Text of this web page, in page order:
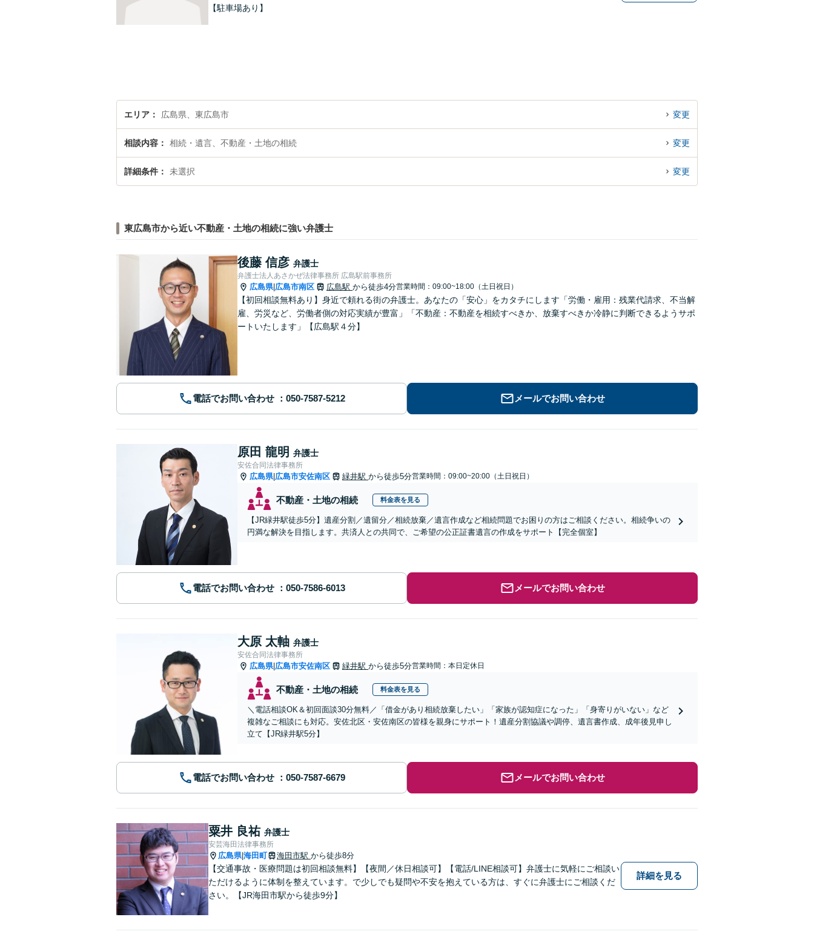
【駐車場あり】
エリア 広島県、東広島市 変更
相談内容 相続・遺言、不動産・土地の相続 変更
詳細条件 未選択 変更
東広島市から近い不動産・土地の相続に強い弁護士
後藤 信彦 弁護士
弁護士法人あさかぜ法律事務所 広島駅前事務所
広島県| 広島市南区 広島駅 から徒歩4分営業時間：09:00~18:00（土日祝日）
【初回相談無料あり】身近で頼れる街の弁護士。あなたの「安心」をカタチにします「労働・雇用：残業代請求、不当解
雇、労災など、労働者側の対応実績が豊富」「不動産：不動産を相続すべきか、放棄すべきか冷静に判断できるようサポ
ートいたします」【広島駅４分】
電話でお問い合わせ メールでお問い合わせ
原田 龍明 弁護士
安佐合同法律事務所
広島県| 広島市安佐南区 緑井駅 から徒歩5分営業時間：09:00~20:00（土日祝日）
不動産・土地の相続 料金表を見る
【JR緑井駅徒歩5分】遺産分割／遺留分／相続放棄／遺言作成など相続問題でお困りの方はご相談ください。相続争いの
円満な解決を目指します。共済人との共同で、ご希望の公正証書遺言の作成をサポート【完全個室】
電話でお問い合わせ メールでお問い合わせ
大原 太軸 弁護士
安佐合同法律事務所
広島県| 広島市安佐南区 緑井駅 から徒歩5分営業時間：本日定休日
不動産・土地の相続 料金表を見る
＼電話相談OK＆初回面談30分無料／「借金があり相続放棄したい」「家族が認知症になった」「身寄りがいない」など
複雑なご相談にも対応。安佐北区・安佐南区の皆様を親身にサポート！遺産分割協議や調停、遺言書作成、成年後見申し
立て【JR緑井駅5分】
電話でお問い合わせ メールでお問い合わせ
粟井 良祐 弁護士
安芸海田法律事務所
広島県|海田町 海田市駅 から徒歩8分
【交通事故・医療問題は初回相談無料】【夜間／休日相談可】【電話/LINE相談可】弁護士に気軽にご相談い
ただけるように体制を整えています。で少しでも疑問や不安を抱えている方は、すぐに弁護士にご相談くだ
さい。【JR海田市駅から徒歩9分】
詳細を見る